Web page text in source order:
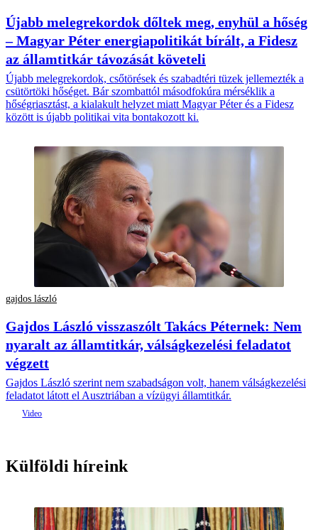
Újabb melegrekordok dőltek meg, enyhül a hőség
– Magyar Péter energiapolitikát bírált, a Fidesz
az államtitkár távozását követeli
Újabb melegrekordok, csőtörések és szabadtéri tüzek jellemezték a
csütörtöki hőséget. Bár szombattól másodfokúra mérséklik a
hőségriasztást, a kialakult helyzet miatt Magyar Péter és a Fidesz
között is újabb politikai vita bontakozott ki.
gajdos lászló
Gajdos László visszaszólt Takács Péternek: Nem
nyaralt az államtitkár, válságkezelési feladatot
végzett
Gajdos László szerint nem szabadságon volt, hanem válságkezelési
feladatot látott el Ausztriában a vízügyi államtitkár.
Külföldi híreink